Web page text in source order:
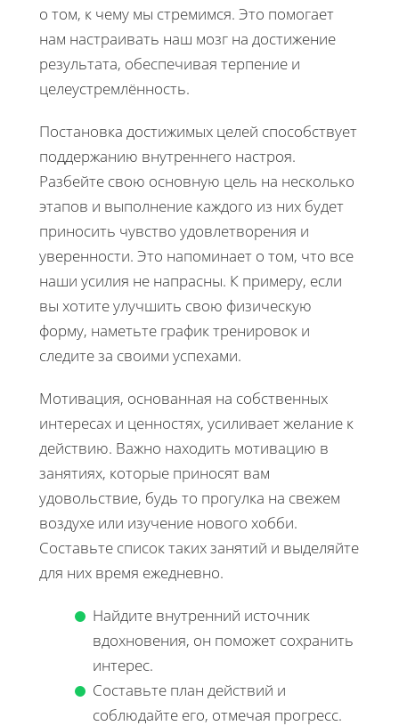
о том, к чему мы стремимся. Это помогает
нам настраивать наш мозг на достижение
результата, обеспечивая терпение и
целеустремлённость.
Постановка достижимых целей способствует
поддержанию внутреннего настроя.
Разбейте свою основную цель на несколько
этапов и выполнение каждого из них будет
приносить чувство удовлетворения и
уверенности. Это напоминает о том, что все
наши усилия не напрасны. К примеру, если
вы хотите улучшить свою физическую
форму, наметьте график тренировок и
следите за своими успехами.
Мотивация, основанная на собственных
интересах и ценностях, усиливает желание к
действию. Важно находить мотивацию в
занятиях, которые приносят вам
удовольствие, будь то прогулка на свежем
воздухе или изучение нового хобби.
Составьте список таких занятий и выделяйте
для них время ежедневно.
Найдите внутренний источник
вдохновения, он поможет сохранить
интерес.
Составьте план действий и
соблюдайте его, отмечая прогресс.